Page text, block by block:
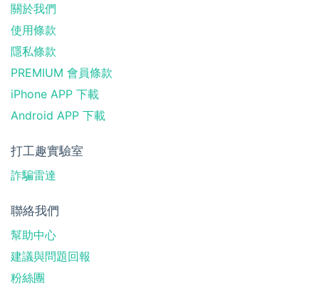
關於我們
使用條款
隱私條款
PREMIUM 會員條款
iPhone APP 下載
Android APP 下載
打工趣實驗室
詐騙雷達
聯絡我們
幫助中心
建議與問題回報
粉絲團